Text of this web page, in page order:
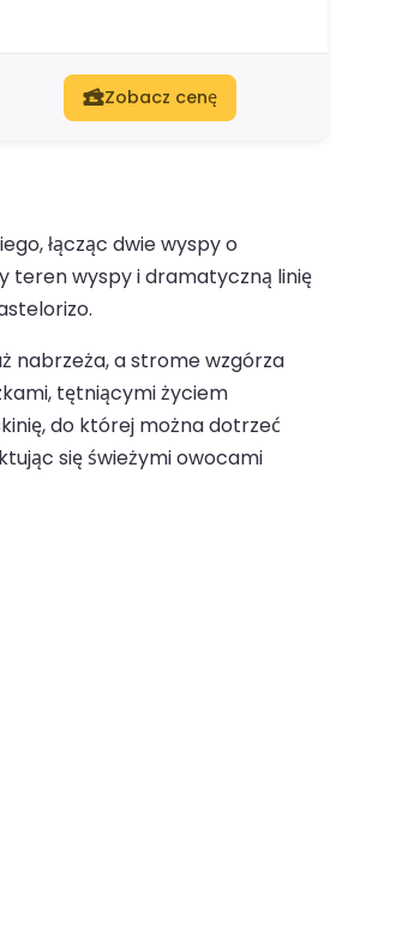
Zobacz cenę
łącząc dwie wyspy o
teren wyspy i dramatyczną linię
nabrzeża, a strome wzgórza
tętniącymi życiem
do której można dotrzeć
się świeżymi owocami